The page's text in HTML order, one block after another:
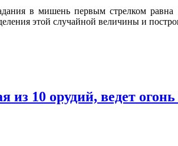
в мишень первым стрелком
этой случайной величины и
из 10 орудий, ведет